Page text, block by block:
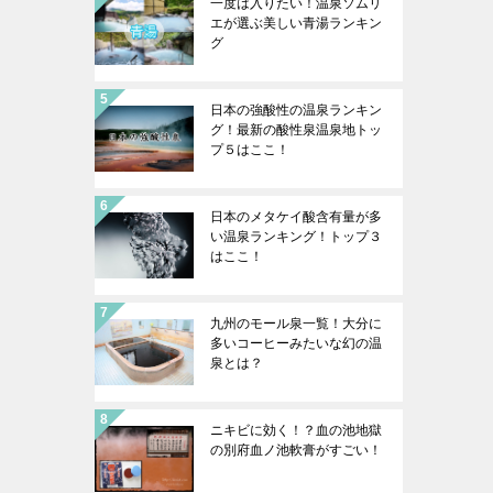
一度は入りたい！温泉ソムリ
エが選ぶ美しい青湯ランキン
グ
日本の強酸性の温泉ランキン
グ！最新の酸性泉温泉地トッ
プ５はここ！
日本のメタケイ酸含有量が多
い温泉ランキング！トップ３
はここ！
九州のモール泉一覧！大分に
多いコーヒーみたいな幻の温
泉とは？
ニキビに効く！？血の池地獄
の別府血ノ池軟膏がすごい！